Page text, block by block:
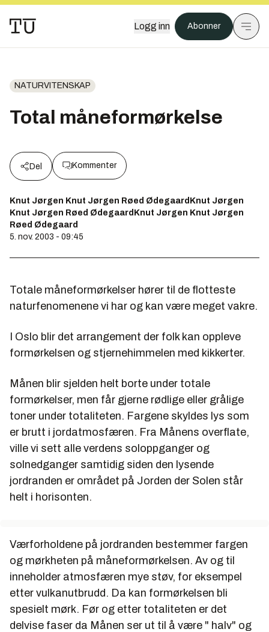
Logg inn Abonner
NATURVITENSKAP
Total måneformørkelse
Del Kommenter
Knut Jørgen Knut Jørgen Røed ØdegaardKnut Jørgen
Knut Jørgen Røed ØdegaardKnut Jørgen Knut Jørgen
Røed Ødegaard
5. nov. 2003 - 09:45
Totale måneformørkelser hører til de flotteste
naturfenomenene vi har og kan være meget vakre.
I Oslo blir det arrangement der folk kan oppleve
formørkelsen og stjernehimmelen med kikkerter.
Månen blir sjelden helt borte under totale
formørkelser, men får gjerne rødlige eller grålige
toner under totaliteten. Fargene skyldes lys som
er brutt i jordatmosfæren. Fra Månens overflate,
ville vi sett alle verdens soloppganger og
solnedganger samtidig siden den lysende
jordranden er området på Jorden der Solen står
helt i horisonten.
Værforholdene på jordranden bestemmer fargen
og mørkheten på måneformørkelsen. Av og til
inneholder atmosfæren mye støv, for eksempel
etter vulkanutbrudd. Da kan formørkelsen bli
spesielt mørk. Før og etter totaliteten er det
delvise faser da Månen ser ut til å være " halv" og